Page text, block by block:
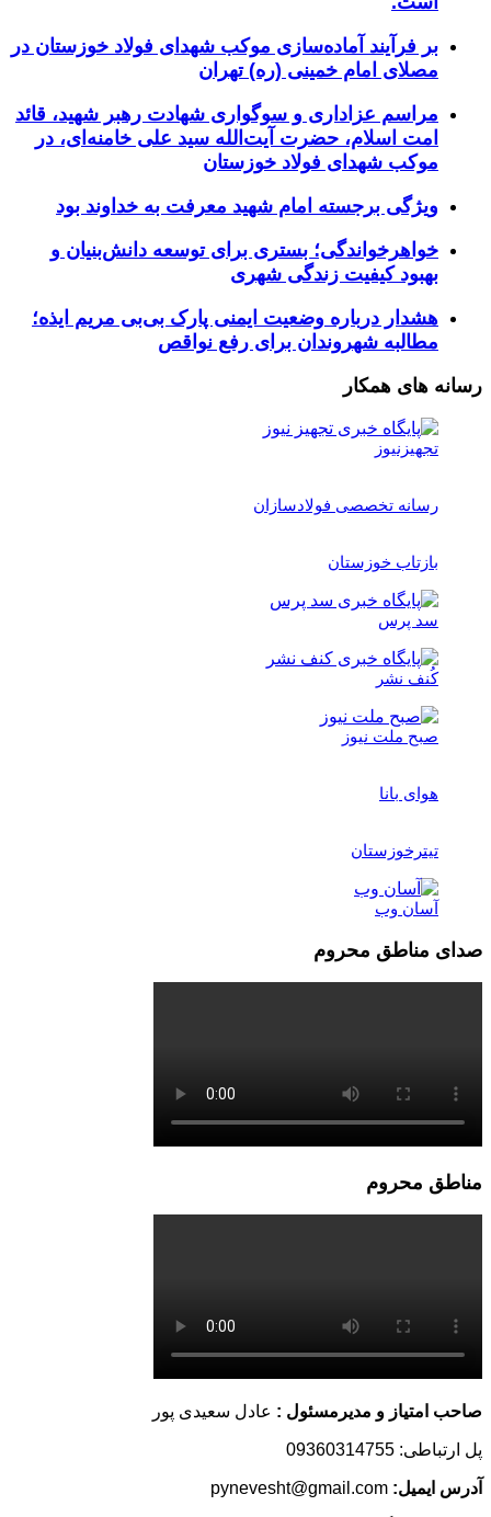
بر فرآیند آماده‌سازی موکب شهدای فولاد خوزستان در
مصلای امام خمینی (ره) تهران
مراسم عزاداری و سوگواری شهادت رهبر شهید، قائد
امت اسلام، حضرت آیت‌الله سید علی خامنه‌ای، در
موکب شهدای فولاد خوزستان
ویژگی برجسته امام شهید معرفت به خداوند بود
خواهرخواندگی؛ بستری برای توسعه دانش‌بنیان و
بهبود کیفیت زندگی شهری
هشدار درباره وضعیت ایمنی پارک بی‌بی مریم ایذه؛
مطالبه شهروندان برای رفع نواقص
رسانه های همکار
تجهیزنیوز
رسانه تخصصی فولادسازان
بازتاب خوزستان
سد پرس
کُنف نشر
صبح ملت نیوز
هوای بانا
تیترخوزستان
آسان وب
صدای مناطق محروم
مناطق محروم
صاحب امتیاز و مدیرمسئول : عادل سعیدی پور
پل ارتباطی: 09360314755
آدرس ایمیل: